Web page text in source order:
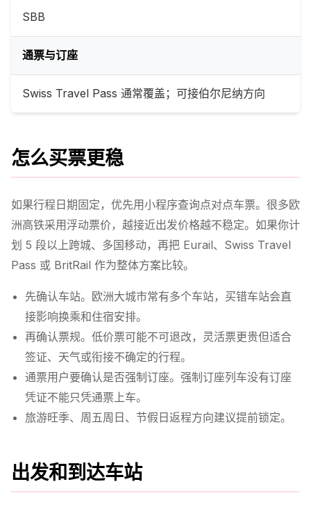
SBB
通票与订座
Swiss Travel Pass 通常覆盖；可接伯尔尼纳方向
怎么买票更稳
如果行程日期固定，优先用小程序查询点对点车票。很多欧
洲高铁采用浮动票价，越接近出发价格越不稳定。如果你计
划 5 段以上跨城、多国移动，再把 Eurail、Swiss Travel
Pass 或 BritRail 作为整体方案比较。
先确认车站。欧洲大城市常有多个车站，买错车站会直
接影响换乘和住宿安排。
再确认票规。低价票可能不可退改，灵活票更贵但适合
签证、天气或衔接不确定的行程。
通票用户要确认是否强制订座。强制订座列车没有订座
凭证不能只凭通票上车。
旅游旺季、周五周日、节假日返程方向建议提前锁定。
出发和到达车站